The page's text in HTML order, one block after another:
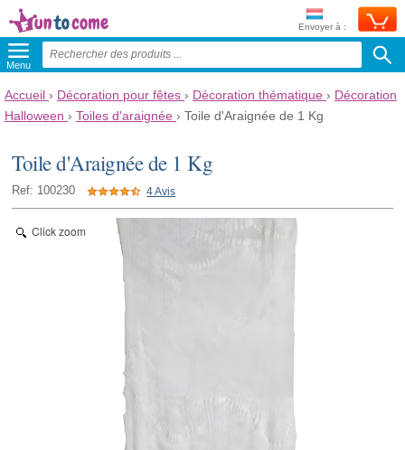
Envoyer à :
Menu
Accueil › Décoration pour fêtes › Décoration thématique › Décoration
Halloween › Toiles d'araignée › Toile d'Araignée de 1 Kg
Toile d'Araignée de 1 Kg
Ref: 100230 4 Avis
Click zoom